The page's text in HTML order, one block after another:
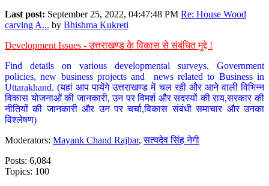
Last post: September 25, 2022, 04:47:48 PM Re: House Wood
carving A... by Bhishma Kukreti
Development Issues - उत्तराखण्ड के विकास से संबंधित मुद्दे !
Find details on various developmental surveys, Government
policies, new business projects and news related to Business in
Uttarakhand. (यहां आप पायेंगे उत्तराखण्ड में चल रही और आने वाली विभिन्न
विकास योजनाओं की जानकारी, उन पर विमर्श और सदस्यों की राय,सरकार की
नीतियों की जानकारी और उन पर चर्चा,विकास संबंधी समाचार और उनका
विश्लेषण)
Moderators: Mayank Chand Rajbar,सत्यदेव सिंह नेगी
Posts: 6,084
Topics: 100